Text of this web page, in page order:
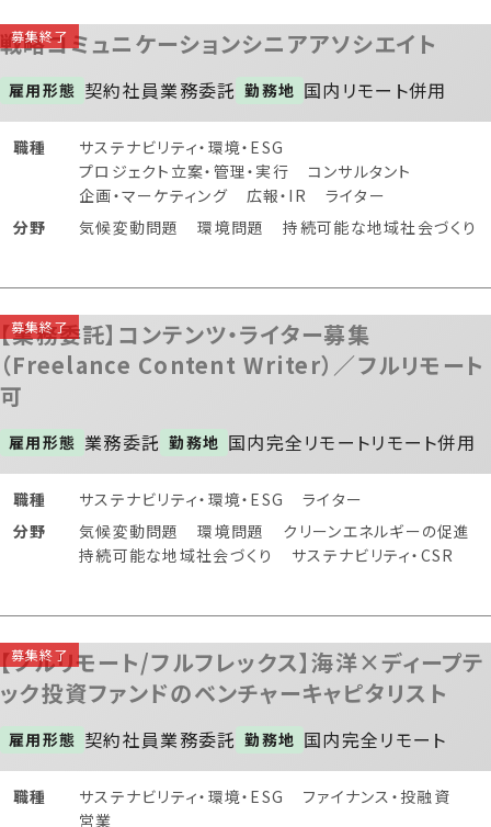
戦略コミュニケーションシニアアソシエイト
雇用形態 契約社員業務委託 勤務地 国内 リモート併用
職種
サステナビリティ・環境・ESG
プロジェクト立案・管理・実行
コンサルタント
企画・マーケティング
広報・IR
ライター
分野
気候変動問題 環境問題 持続可能な地域社会づくり
【業務委託】コンテンツ・ライター募集
（Freelance Content Writer）／フルリモート
可
雇用形態 業務委託 勤務地 国内完全リモートリモート併用
職種 サステナビリティ・環境・ESG
ライター
分野
気候変動問題 環境問題
クリーンエネルギーの促進
持続可能な地域社会づくり
サステナビリティ・CSR
【フルリモート/フルフレックス】海洋×ディープテ
ック投資ファンドのベンチャーキャピタリスト
雇用形態 契約社員業務委託 勤務地 国内完全リモート
職種 サステナビリティ・環境・ESG
ファイナンス・投融資
営業